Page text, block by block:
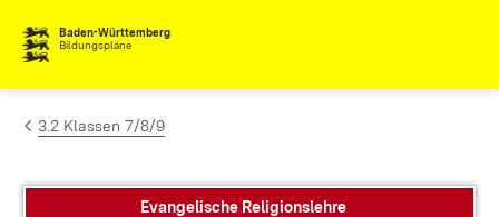
Zum Inhalt springen
Baden-Württemberg
Bildungspläne
3.2 Klassen 7/8/9
Evangelische Religionslehre